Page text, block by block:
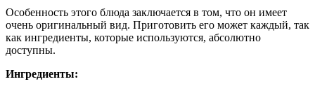
Особенность этого блюда заключается в том, что он имеет
очень оригинальный вид. Приготовить его может каждый, так
как ингредиенты, которые используются, абсолютно
доступны.
Ингредиенты: